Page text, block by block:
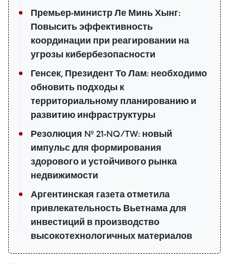
Премьер-министр Ле Минь Хынг:
Повысить эффективность
координации при реагировании на
угрозы кибербезопасности
Генсек, Президент То Лам: необходимо
обновить подходы к
территориальному планированию и
развитию инфраструктуры
Резолюция № 21-NQ/TW: новый
импульс для формирования
здорового и устойчивого рынка
недвижимости
Аргентинская газета отметила
привлекательность Вьетнама для
инвестиций в производство
высокотехнологичных материалов